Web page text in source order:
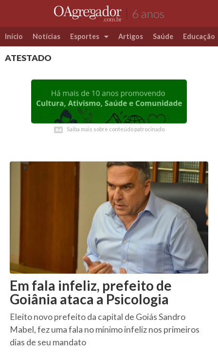
6 anos
Início Notícias Esportes Artigos Saúde Educação
ATESTADO
Saiba mais sobre conteúdo patrocinado
Saiba mais sobre conteúdo patrocinado
Em fala infeliz, prefeito de
Goiânia ataca a Psicologia
Eleito novo prefeito da capital de Goiás Sandro
Mabel, fez uma fala no mínimo infeliz nos primeiros
dias de seu mandato